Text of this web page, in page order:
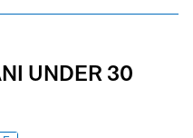
UNDER 30